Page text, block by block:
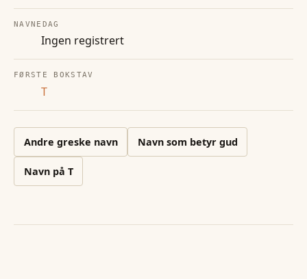
NAVNEDAG
Ingen registrert
FØRSTE BOKSTAV
T
Andre greske navn Navn som betyr gud
Navn på T